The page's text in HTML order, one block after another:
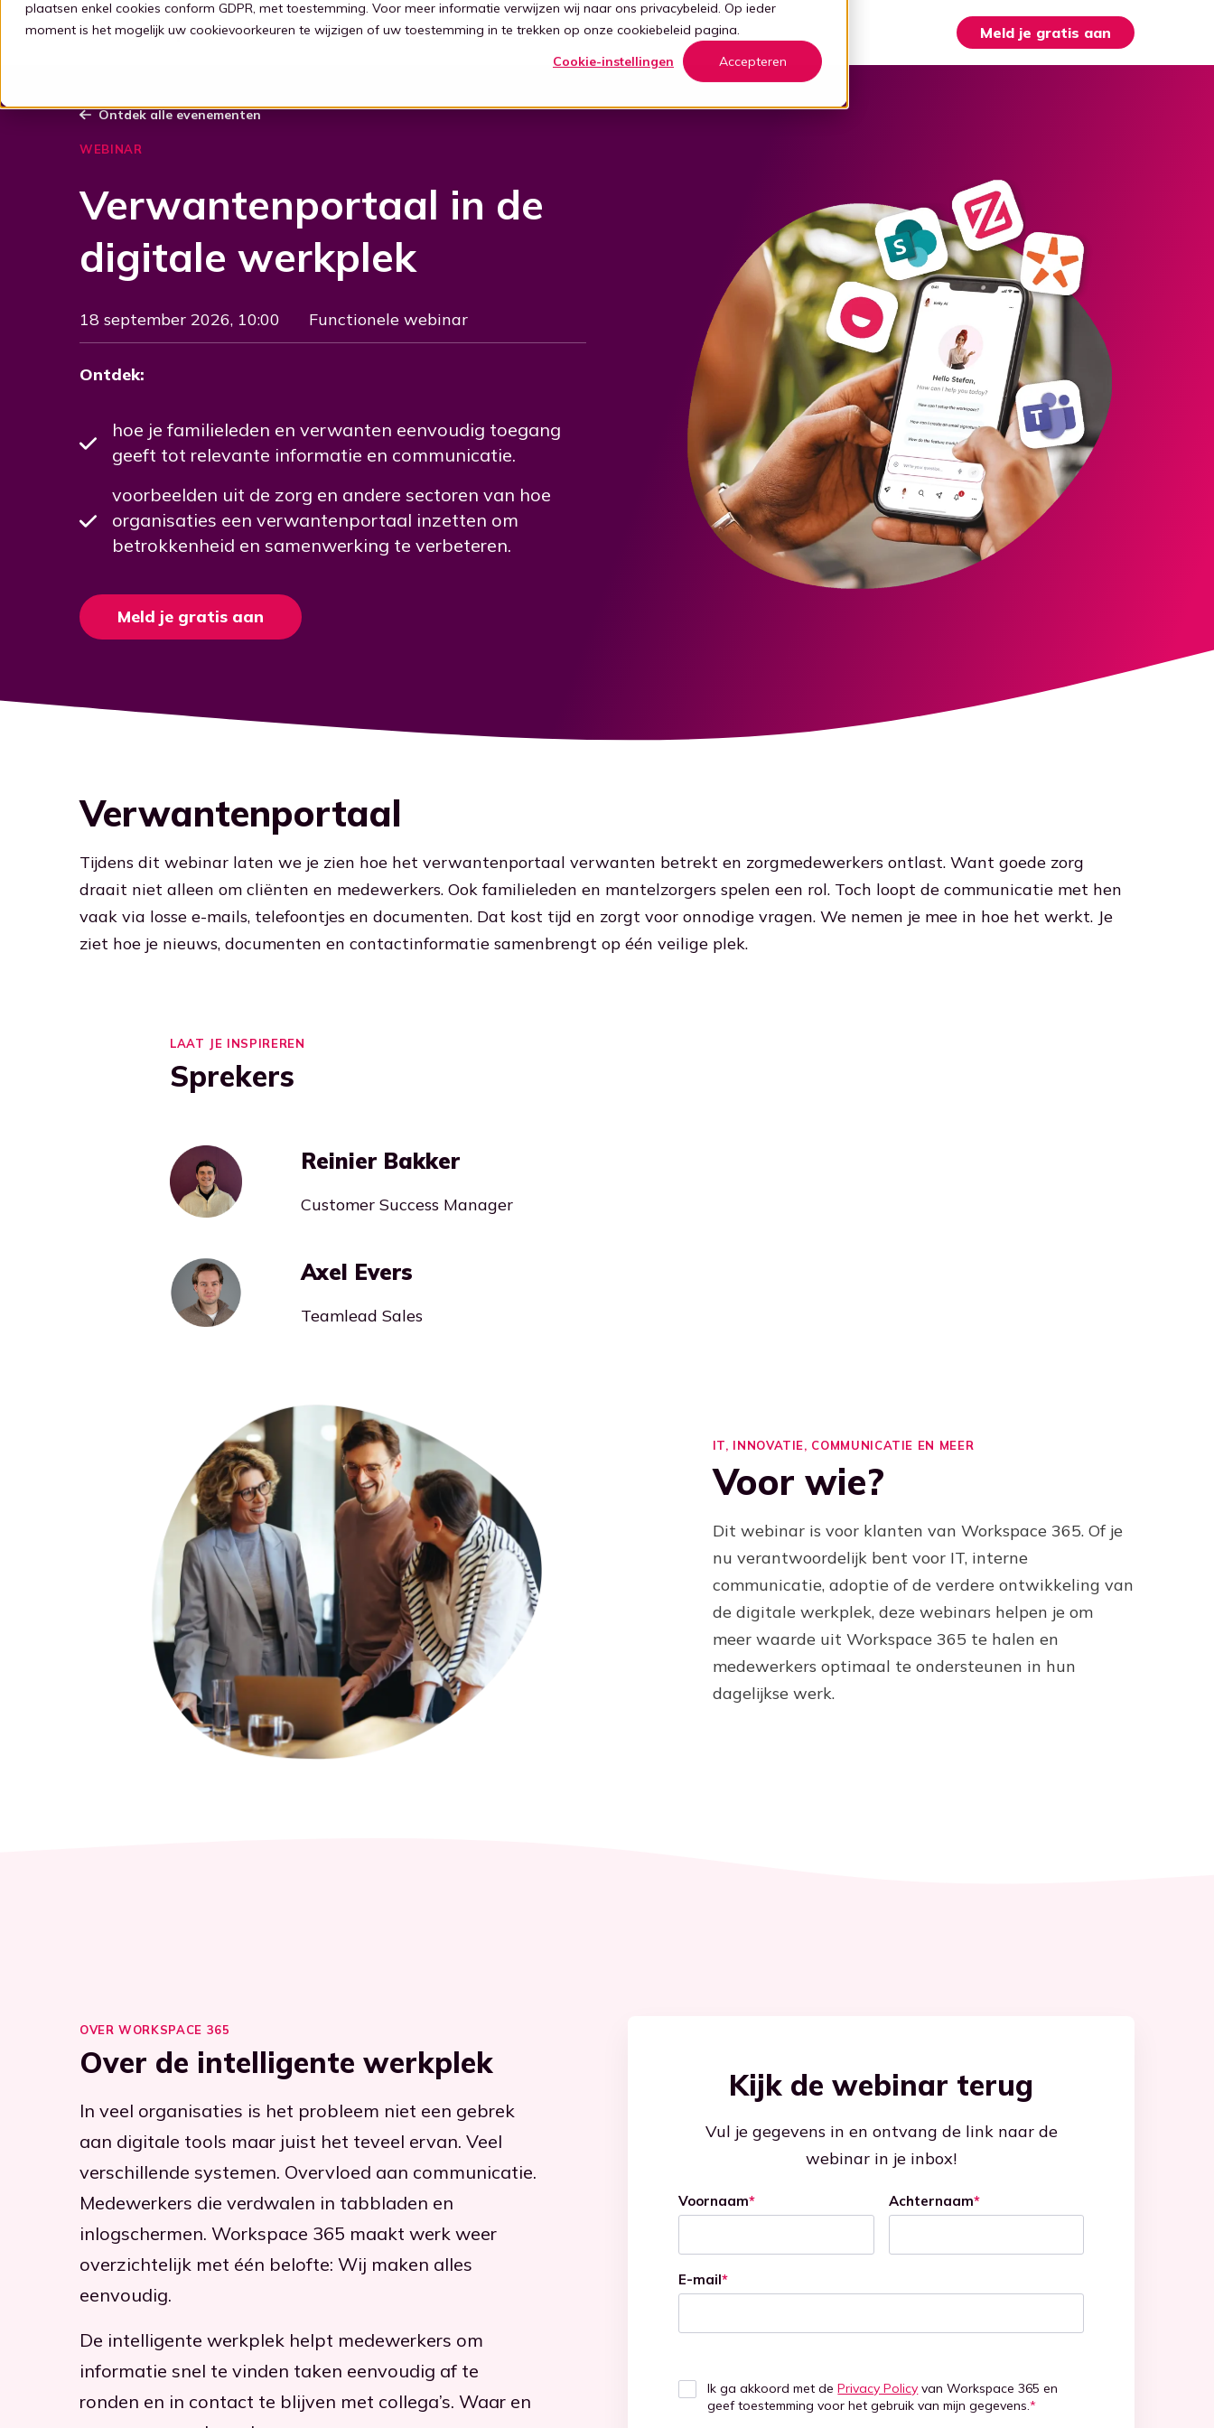
plaatsen enkel cookies conform GDPR, met toestemming. Voor meer informatie verwijzen wij naar ons privacybeleid. Op ieder
moment is het mogelijk uw cookievoorkeuren te wijzigen of uw toestemming in te trekken op onze cookiebeleid pagina.
Cookie-instellingen
Accepteren
Meld je gratis aan
Ontdek alle evenementen
WEBINAR
Verwantenportaal in de
digitale werkplek
18 september 2026, 10:00 Functionele webinar
Ontdek:
hoe je familieleden en verwanten eenvoudig toegang
geeft tot relevante informatie en communicatie.
voorbeelden uit de zorg en andere sectoren van hoe
organisaties een verwantenportaal inzetten om
betrokkenheid en samenwerking te verbeteren.
Meld je gratis aan
Verwantenportaal
Tijdens dit webinar laten we je zien hoe het verwantenportaal verwanten betrekt en zorgmedewerkers ontlast. Want goede zorg
draait niet alleen om cliënten en medewerkers. Ook familieleden en mantelzorgers spelen een rol. Toch loopt de communicatie met hen
vaak via losse e-mails, telefoontjes en documenten. Dat kost tijd en zorgt voor onnodige vragen. We nemen je mee in hoe het werkt. Je
ziet hoe je nieuws, documenten en contactinformatie samenbrengt op één veilige plek.
LAAT JE INSPIREREN
Sprekers
Reinier Bakker
Customer Success Manager
Axel Evers
Teamlead Sales
IT, INNOVATIE, COMMUNICATIE EN MEER
Voor wie?
Dit webinar is voor klanten van Workspace 365. Of je
nu verantwoordelijk bent voor IT, interne
communicatie, adoptie of de verdere ontwikkeling van
de digitale werkplek, deze webinars helpen je om
meer waarde uit Workspace 365 te halen en
medewerkers optimaal te ondersteunen in hun
dagelijkse werk.
OVER WORKSPACE 365
Over de intelligente werkplek
In veel organisaties is het probleem niet een gebrek
aan digitale tools maar juist het teveel ervan. Veel
verschillende systemen. Overvloed aan communicatie.
Medewerkers die verdwalen in tabbladen en
inlogschermen. Workspace 365 maakt werk weer
overzichtelijk met één belofte: Wij maken alles
eenvoudig.
De intelligente werkplek helpt medewerkers om
informatie snel te vinden taken eenvoudig af te
ronden en in contact te blijven met collega’s. Waar en
Kijk de webinar terug
Vul je gegevens in en ontvang de link naar de
webinar in je inbox!
Voornaam* Achternaam*
E-mail*
Ik ga akkoord met dePrivacy Policy van Workspace 365 en
geef toestemming voor het gebruik van mijn gegevens.*